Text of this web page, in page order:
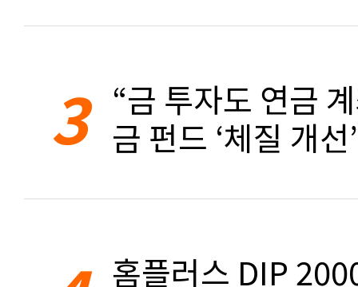
3 “금 투자도 연금
금 펀드 ‘체질 개선’
홈플러스 DIP